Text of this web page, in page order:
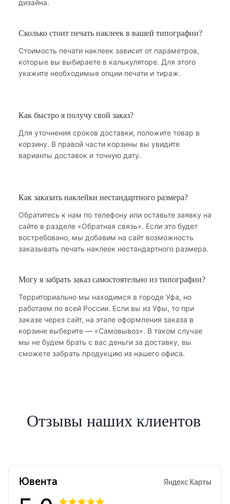
дизайна.
Сколько стоит печать наклеек в вашей типографии?
Стоимость печати наклеек зависит от параметров,
которые вы выбираете в калькуляторе. Для этого
укажите необходимые опции печати и тираж.
Как быстро я получу свой заказ?
Для уточнения сроков доставки, положите товар в
корзину. В правой части корзины вы увидите
варианты доставок и точную дату.
Как заказать наклейки нестандартного размера?
Обратитесь к нам по телефону или оставьте заявку на
сайте в разделе «Обратная связь». Если это будет
востребовано, мы добавим на сайт возможность
заказывать печать наклеек нестандартного размера.
Могу я забрать заказ самостоятельно из типографии?
Территориально мы находимся в городе Уфа, но
работаем по всей России. Если вы из Уфы, то при
заказе через сайт, на этапе оформления заказа в
корзине выберите — «Самовывоз». В таком случае
мы не будем брать с вас деньги за доставку, вы
сможете забрать продукцию из нашего офиса.
Отзывы наших клиентов